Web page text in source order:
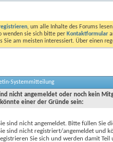
, um alle Inhalte des Forums
wenden sie sich bitte per Kontaktformular
Sie am meisten interessiert. Über einen
Systemmitteilung
nicht angemeldet oder noch kein
könnte einer der Gründe sein:
sind nicht angemeldet. Bitte füllen Sie
sind nicht registriert/angemeldet und
Sie sich und werden damit